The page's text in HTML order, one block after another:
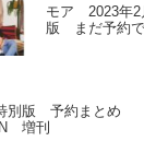
モア 2023年
版 まだ予約で
別版 予約まとめ
増刊